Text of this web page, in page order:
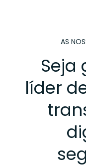
AS
Seja
líder